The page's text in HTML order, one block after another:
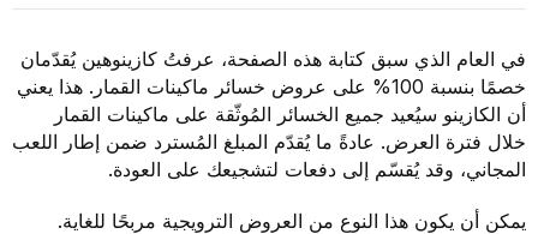
في العام الذي سبق كتابة هذه الصفحة، عرفتُ كازينوهين يُقدّمان
خصمًا بنسبة 100% على عروض خسائر ماكينات القمار. هذا يعني
أن الكازينو سيُعيد جميع الخسائر المُوثّقة على ماكينات القمار
خلال فترة العرض. عادةً ما يُقدّم المبلغ المُسترد ضمن إطار اللعب
المجاني، وقد يُقسّم إلى دفعات لتشجيعك على العودة.
يمكن أن يكون هذا النوع من العروض الترويجية مربحًا للغاية.